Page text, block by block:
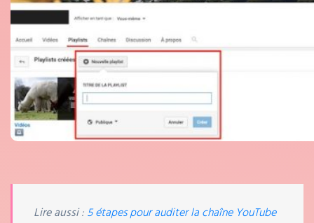
Lire aussi: 5 étapes pour auditer la chaîne YouTube